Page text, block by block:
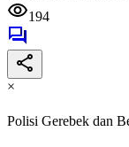
194
×
Polisi Gerebek dan